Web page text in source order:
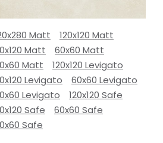
Matt
120x120 Matt
Matt
60x60 Matt
Matt
120x120 Levigato
Levigato
60x60 Levigato
Levigato
120x120 Safe
Safe
60x60 Safe
Safe